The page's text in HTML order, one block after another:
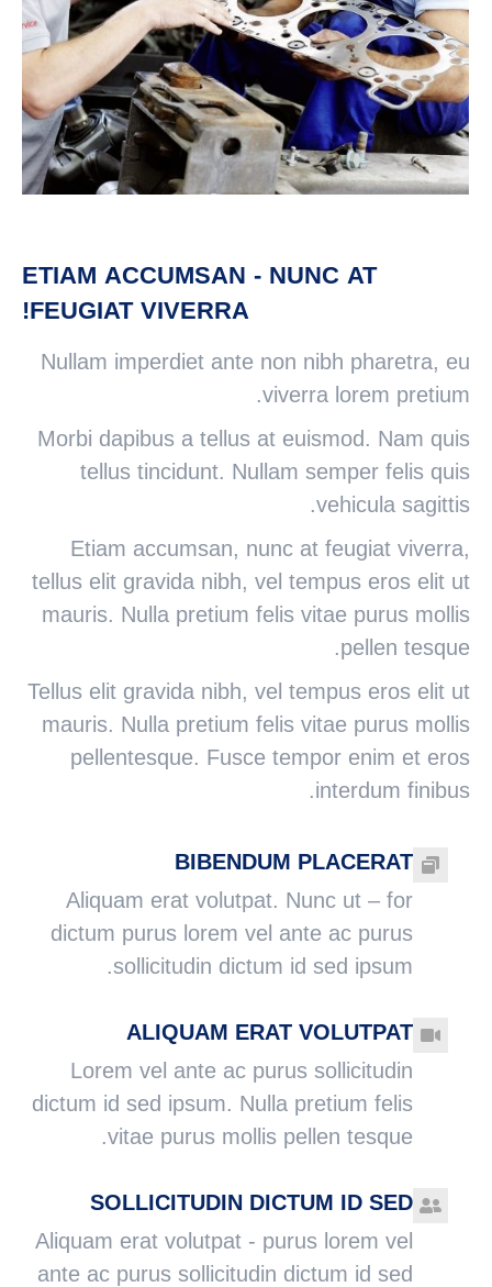
ETIAM ACCUMSAN - NUNC AT
FEUGIAT VIVERRA!
Nullam imperdiet ante non nibh pharetra, eu
viverra lorem pretium.
Morbi dapibus a tellus at euismod. Nam quis
tellus tincidunt. Nullam semper felis quis
vehicula sagittis.
Etiam accumsan, nunc at feugiat viverra,
tellus elit gravida nibh, vel tempus eros elit ut
mauris. Nulla pretium felis vitae purus mollis
pellen tesque.
Tellus elit gravida nibh, vel tempus eros elit ut
mauris. Nulla pretium felis vitae purus mollis
pellentesque. Fusce tempor enim et eros
interdum finibus.
BIBENDUM PLACERAT
Aliquam erat volutpat. Nunc ut – for
dictum purus lorem vel ante ac purus
sollicitudin dictum id sed ipsum.
ALIQUAM ERAT VOLUTPAT
Lorem vel ante ac purus sollicitudin
dictum id sed ipsum. Nulla pretium felis
vitae purus mollis pellen tesque.
SOLLICITUDIN DICTUM ID SED
Aliquam erat volutpat - purus lorem vel
ante ac purus sollicitudin dictum id sed